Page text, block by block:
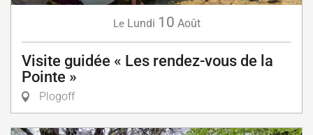
Le Lundi 10 Août
Visite guidée « Les rendez-vous de la
Pointe »
Plogoff